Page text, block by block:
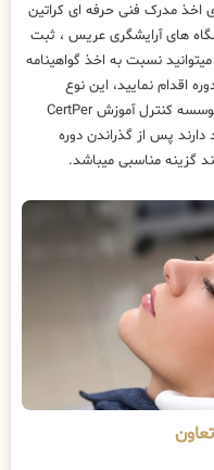
اخذ مدرک فنی حرفه ای کراتین
های آرایشگری عریس ، ثبت
نسبت به اخذ گواهینامه
اقدام نمایید، این نوع
گواهینامه بصورت انحصاری و تحت نظارت موسسه کنترل آموزش CertPer
دارند پس از گذراندن دوره
گزینه مناسبی میباشد.